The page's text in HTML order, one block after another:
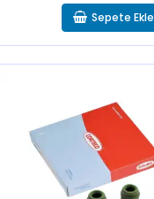
Sepete Ekle